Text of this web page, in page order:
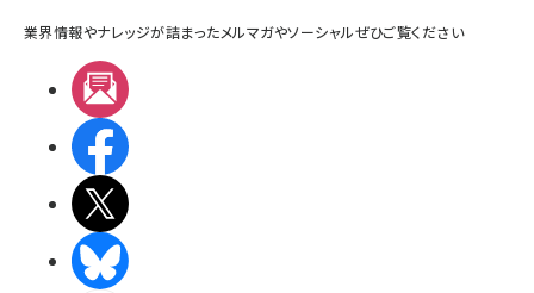
業界情報やナレッジが詰まったメルマガやソーシャルぜひご覧ください